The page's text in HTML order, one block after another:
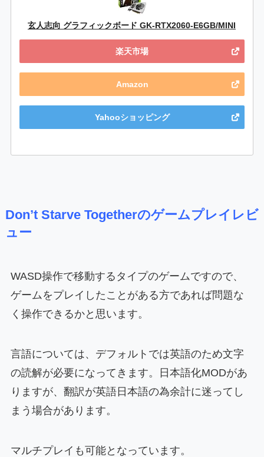
玄人志向 グラフィックボード GK-RTX2060-E6GB/MINI
楽天市場
Amazon
Yahooショッピング
Don’t Starve Togetherのゲームプレイレビ
ュー
WASD操作で移動するタイプのゲームですので、
ゲームをプレイしたことがある方であれば問題な
く操作できるかと思います。
言語については、デフォルトでは英語のため文字
の読解が必要になってきます。日本語化MODがあ
りますが、翻訳が英語日本語の為余計に迷ってし
まう場合があります。
マルチプレイも可能となっています。